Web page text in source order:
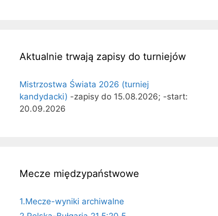
Aktualnie trwają zapisy do turniejów
Mistrzostwa Świata 2026 (turniej
kandydacki) -zapisy do 15.08.2026; -start:
20.09.2026
Mecze międzypaństwowe
1.Mecze-wyniki archiwalne